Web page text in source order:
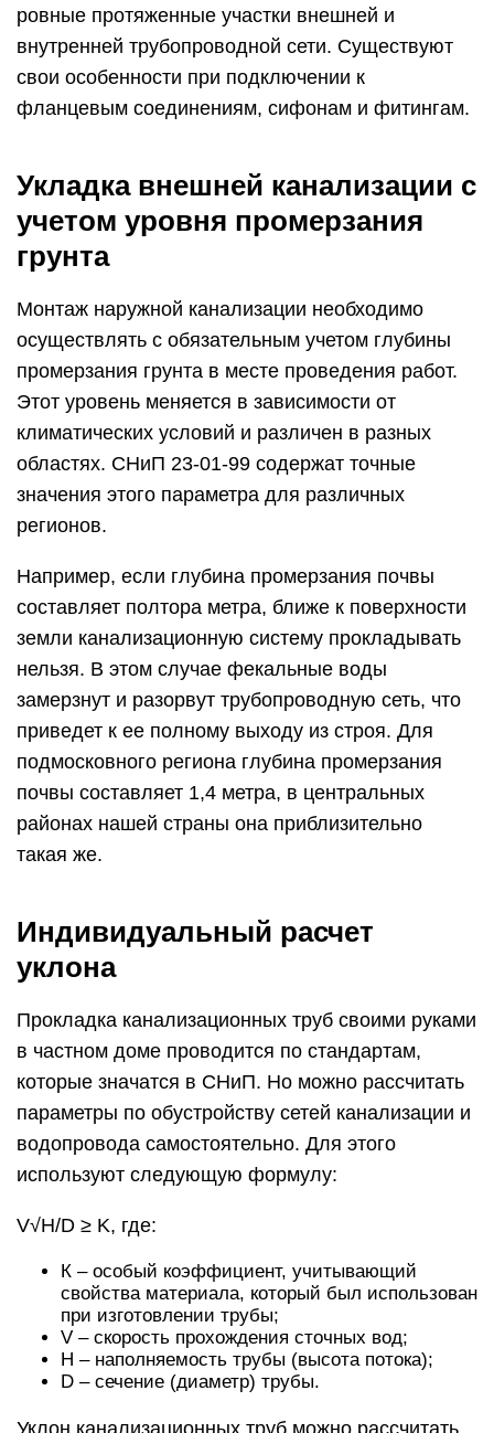
ровные протяженные участки внешней и
внутренней трубопроводной сети. Существуют
свои особенности при подключении к
фланцевым соединениям, сифонам и фитингам.
Укладка внешней канализации с
учетом уровня промерзания
грунта
Монтаж наружной канализации необходимо
осуществлять с обязательным учетом глубины
промерзания грунта в месте проведения работ.
Этот уровень меняется в зависимости от
климатических условий и различен в разных
областях. СНиП 23-01-99 содержат точные
значения этого параметра для различных
регионов.
Например, если глубина промерзания почвы
составляет полтора метра, ближе к поверхности
земли канализационную систему прокладывать
нельзя. В этом случае фекальные воды
замерзнут и разорвут трубопроводную сеть, что
приведет к ее полному выходу из строя. Для
подмосковного региона глубина промерзания
почвы составляет 1,4 метра, в центральных
районах нашей страны она приблизительно
такая же.
Индивидуальный расчет
уклона
Прокладка канализационных труб своими руками
в частном доме проводится по стандартам,
которые значатся в СНиП. Но можно рассчитать
параметры по обустройству сетей канализации и
водопровода самостоятельно. Для этого
используют следующую формулу:
V√H/D ≥ K, где:
К – особый коэффициент, учитывающий
свойства материала, который был использован
при изготовлении трубы;
V – скорость прохождения сточных вод;
H – наполняемость трубы (высота потока);
D – сечение (диаметр) трубы.
Уклон канализационных труб можно рассчитать